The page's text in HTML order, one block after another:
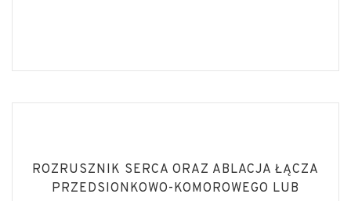
ROZRUSZNIK SERCA ORAZ ABLACJA ŁĄCZA
PRZEDSIONKOWO-KOMOROWEGO LUB